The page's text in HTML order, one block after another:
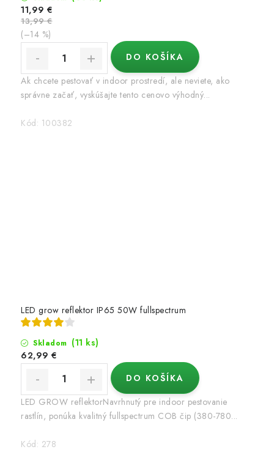
11,99 €
13,99 €
(–14 %)
DO KOŠÍKA
Ak chcete pestovať v indoor prostredí, ale neviete, ako
správne začať, vyskúšajte tento cenovo výhodný...
Kód: 100382
LED grow reflektor IP65 50W fullspectrum
Skladom (11 ks)
62,99 €
DO KOŠÍKA
LED GROW reflektorNavrhnutý pre indoor pestovanie
rastlín, ponúka kvalitný fullspectrum COB čip (380-780...
Kód: 278